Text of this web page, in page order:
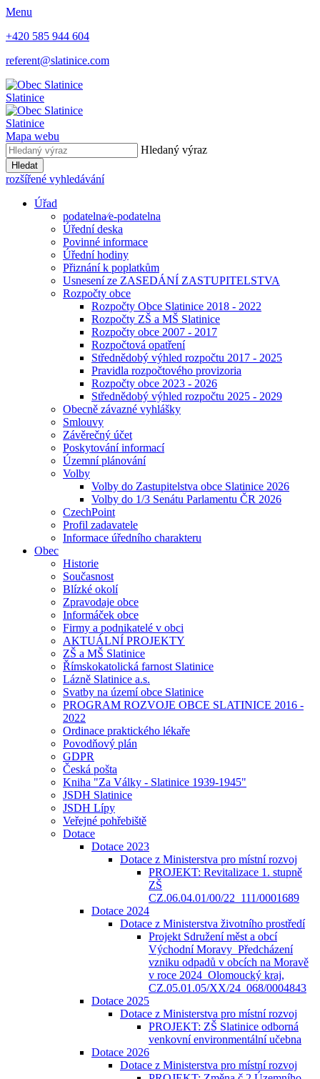
Menu
+420 585 944 604
referent@slatinice.com
Slatinice
Slatinice
Mapa webu
Hledaný výraz
Hledat
rozšířené vyhledávání
Úřad
podatelna⁄e-podatelna
Úřední deska
Povinné informace
Úřední hodiny
Přiznání k poplatkům
Usnesení ze ZASEDÁNÍ ZASTUPITELSTVA
Rozpočty obce
Rozpočty Obce Slatinice 2018 - 2022
Rozpočty ZŠ a MŠ Slatinice
Rozpočty obce 2007 - 2017
Rozpočtová opatření
Střednědobý výhled rozpočtu 2017 - 2025
Pravidla rozpočtového provizoria
Rozpočty obce 2023 - 2026
Střednědobý výhled rozpočtu 2025 - 2029
Obecně závazné vyhlášky
Smlouvy
Závěrečný účet
Poskytování informací
Územní plánování
Volby
Volby do Zastupitelstva obce Slatinice 2026
Volby do 1/3 Senátu Parlamentu ČR 2026
CzechPoint
Profil zadavatele
Informace úředního charakteru
Obec
Historie
Současnost
Blízké okolí
Zpravodaje obce
Informáček obce
Firmy a podnikatelé v obci
AKTUÁLNÍ PROJEKTY
ZŠ a MŠ Slatinice
Římskokatolická farnost Slatinice
Lázně Slatinice a.s.
Svatby na území obce Slatinice
PROGRAM ROZVOJE OBCE SLATINICE 2016 -
2022
Ordinace praktického lékaře
Povodňový plán
GDPR
Česká pošta
Kniha "Za Války - Slatinice 1939-1945"
JSDH Slatinice
JSDH Lípy
Veřejné pohřebiště
Dotace
Dotace 2023
Dotace z Ministerstva pro místní rozvoj
PROJEKT: Revitalizace 1. stupně
ZŠ
CZ.06.04.01/00/22_111/0001689
Dotace 2024
Dotace z Ministerstva životního prostředí
Projekt Sdružení měst a obcí
Východní Moravy_Předcházení
vzniku odpadů v obcích na Moravě
v roce 2024_Olomoucký kraj,
CZ.05.01.05/XX/24_068/0004843
Dotace 2025
Dotace z Ministerstva pro místní rozvoj
PROJEKT: ZŠ Slatinice odborná
venkovní environmentální učebna
Dotace 2026
Dotace z Ministerstva pro místní rozvoj